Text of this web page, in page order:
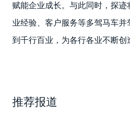
赋能企业成长。与此同时，探
业经验、客户服务等多驾马车并
到千行百业，为各行各业不断创
推荐报道